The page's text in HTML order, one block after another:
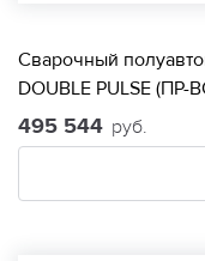
Сварочный
DOUBLE PULSE (ПР-
495 544 руб.